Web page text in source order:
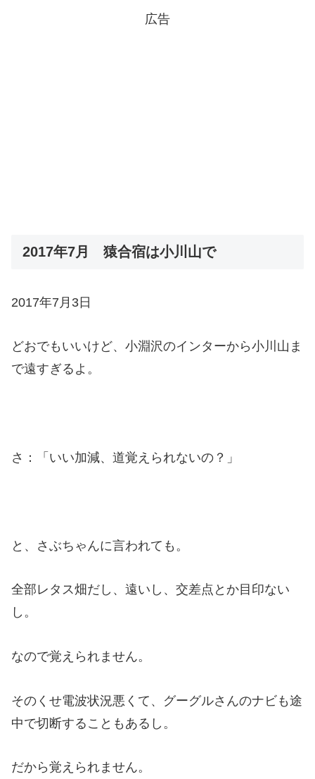
広告
2017年7月 猿合宿は小川山で
2017年7月3日
どおでもいいけど、小淵沢のインターから小川山ま
で遠すぎるよ。
さ：「いい加減、道覚えられないの？」
と、さぶちゃんに言われても。
全部レタス畑だし、遠いし、交差点とか目印ない
し。
なので覚えられません。
そのくせ電波状況悪くて、グーグルさんのナビも途
中で切断することもあるし。
だから覚えられません。